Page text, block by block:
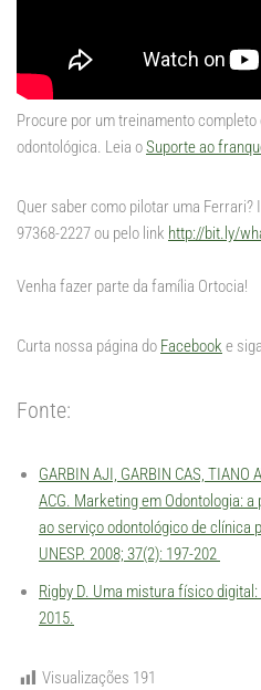
Procure por um treinamento
odontológica. Leia oSuporte ao
Quer saber como pilotar uma
97368-2227 ou pelo link http://bit.ly/
Venha fazer parte da família Ortocia!
Curta nossa página do Facebook e
Fonte:
GARBIN AJI, GARBIN CAS, TIANO
ACG. Marketing em Odontologia:
ao serviço odontológico de clínica
UNESP. 2008; 37(2): 197-202
Rigby D. Uma mistura físico
2015.
Visualizações 191